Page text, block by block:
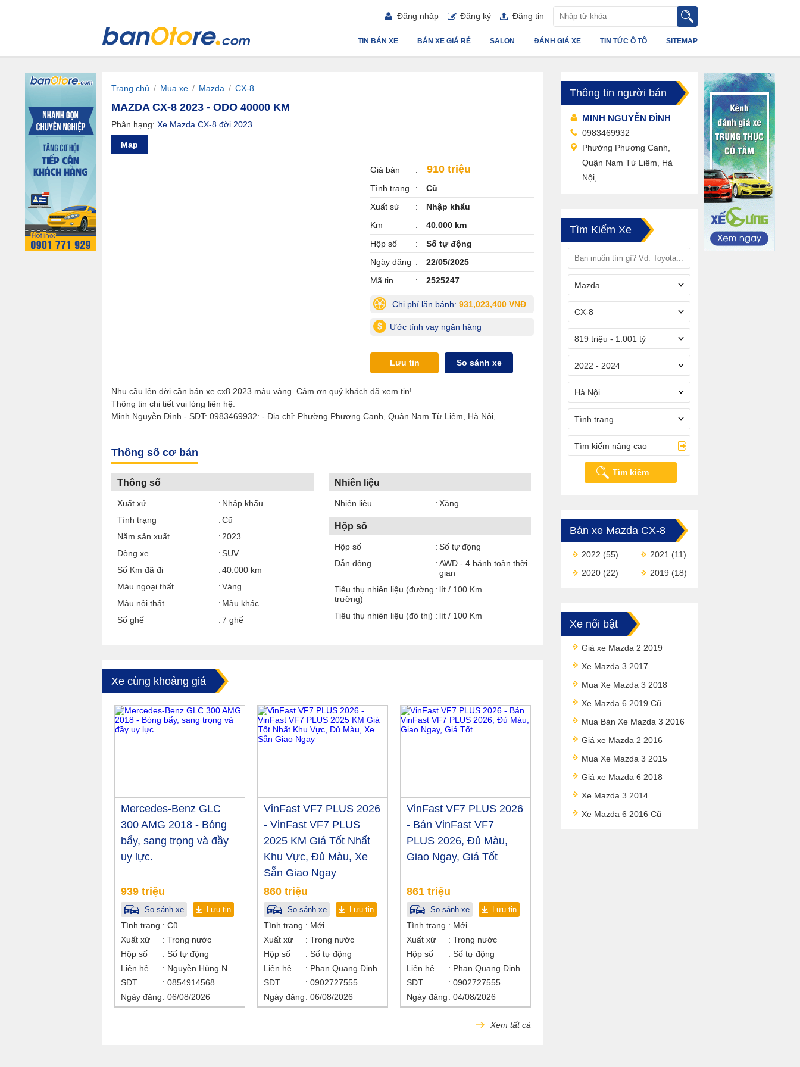
Đăng nhập Đăng ký Đăng tin
SITEMAP
TIN TỨC Ô TÔ
ĐÁNH GIÁ XE
SALON
BÁN XE GIÁ RẺ
TIN BÁN XE
Trang chủ / Mua xe / Mazda / CX-8
MAZDA CX-8 2023 - ODO 40000 KM
Phân hạng: Xe Mazda CX-8 đời 2023
Map
Giá bán 910 triệu
Tình trạng
Cũ
Xuất sứ
Nhập khẩu
Km
40.000 km
Hộp số
Số tự động
Ngày đăng
22/05/2025
Mã tin
2525247
Chi phí lăn bánh: 931,023,400 VNĐ
Ước tính vay ngân hàng
Lưu tin So sánh xe
Nhu cầu lên đời cần bán xe cx8 2023 màu vàng. Cảm ơn quý khách đã xem tin!
Thông tin chi tiết vui lòng liên hệ:
Minh Nguyễn Đình - SĐT: 0983469932: - Địa chỉ: Phường Phương Canh, Quận Nam Từ Liêm, Hà Nội,
Thông số cơ bản
Thông số
Xuất xứ
Nhập khẩu
Tình trạng
Cũ
Năm sản xuất
2023
Dòng xe
SUV
Số Km đã đi
40.000 km
Màu ngoại thất
Vàng
Màu nội thất
Màu khác
Số ghế
7 ghế
Nhiên liệu
Nhiên liệu Xăng
Hộp số
Hộp số
Số tự động
Dẫn động
AWD - 4 bánh toàn thời
gian
Tiêu thụ nhiên liệu (đường
trường)
lít / 100 Km
Tiêu thụ nhiên liệu (đô thị) lít / 100 Km
Xe cùng khoảng giá
Mercedes-Benz GLC
300 AMG 2018 - Bóng
bẩy, sang trọng và đầy
uy lực.
939 triệu
So sánh xe Lưu tin
Tình trạng
Cũ
Xuất xứ
Trong nước
Hộp số
Số tự động
Liên hệ
SĐT
0854914568
Ngày đăng
06/08/2026
VinFast VF7 PLUS 2026
- VinFast VF7 PLUS
2025 KM Giá Tốt Nhất
Khu Vực, Đủ Màu, Xe
Sẵn Giao Ngay
860 triệu
So sánh xe Lưu tin
Tình trạng
Mới
Xuất xứ
Trong nước
Hộp số
Số tự động
Liên hệ
Phan Quang Định
SĐT
0902727555
Ngày đăng
06/08/2026
VinFast VF7 PLUS 2026
- Bán VinFast VF7
PLUS 2026, Đủ Màu,
Giao Ngay, Giá Tốt
861 triệu
So sánh xe Lưu tin
Tình trạng
Mới
Xuất xứ
Trong nước
Hộp số
Số tự động
Liên hệ
Phan Quang Định
SĐT
0902727555
Ngày đăng
04/08/2026
Xem tất cả
Thông tin người bán
MINH NGUYỄN ĐÌNH
0983469932
Phường Phương Canh,
Quận Nam Từ Liêm, Hà
Nội,
Tìm Kiếm Xe
Mazda
CX-8
819 triệu - 1.001 tỷ
2022 - 2024
Hà Nội
Tình trạng
Tìm kiếm nâng cao
Tìm kiếm
Bán xe Mazda CX-8
2022 (55) 2021 (11)
2020 (22) 2019 (18)
Xe nổi bật
Giá xe Mazda 2 2019
Xe Mazda 3 2017
Mua Xe Mazda 3 2018
Xe Mazda 6 2019 Cũ
Mua Bán Xe Mazda 3 2016
Giá xe Mazda 2 2016
Mua Xe Mazda 3 2015
Giá xe Mazda 6 2018
Xe Mazda 3 2014
Xe Mazda 6 2016 Cũ